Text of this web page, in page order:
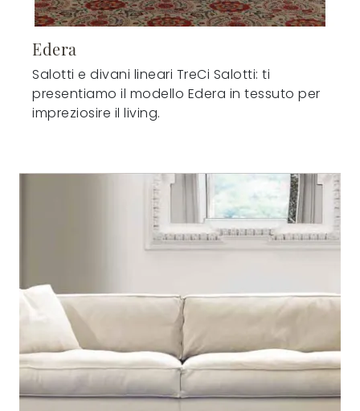
Edera
Salotti e divani lineari TreCi Salotti: ti
presentiamo il modello Edera in tessuto per
impreziosire il living.